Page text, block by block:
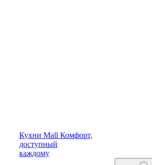
Кухни Mall Комфорт,
доступный
каждому